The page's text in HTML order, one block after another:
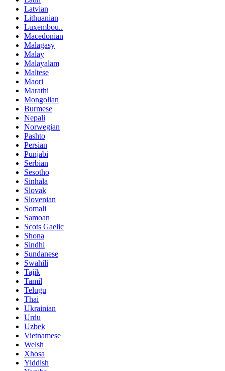
Latvian
Lithuanian
Luxembou..
Macedonian
Malagasy
Malay
Malayalam
Maltese
Maori
Marathi
Mongolian
Burmese
Nepali
Norwegian
Pashto
Persian
Punjabi
Serbian
Sesotho
Sinhala
Slovak
Slovenian
Somali
Samoan
Scots Gaelic
Shona
Sindhi
Sundanese
Swahili
Tajik
Tamil
Telugu
Thai
Ukrainian
Urdu
Uzbek
Vietnamese
Welsh
Xhosa
Yiddish